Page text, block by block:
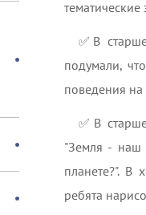
✅️В
подумали,
поведения
✅️В
"Земля - наш
планете?". В
ребята